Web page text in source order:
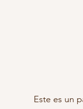
Este es un